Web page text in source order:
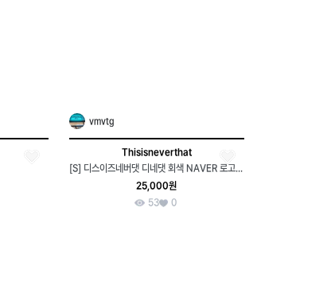
vmvtg
Thisisneverthat
[S] 디스이즈네버댓 디네댓 회색 NAVER 로고 후드후디 빈티지룩
25,000원
53
0